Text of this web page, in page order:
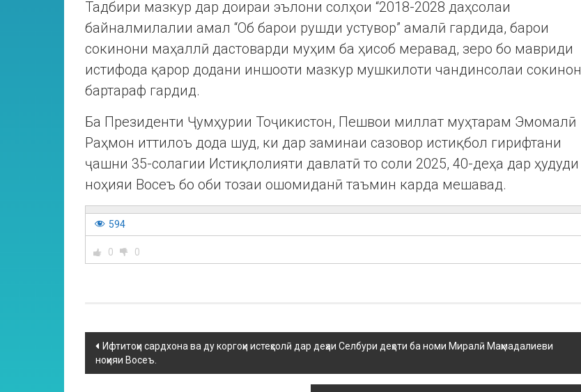
Тадбири мазкур дар доираи эълони солҳои “2018-2028 даҳсолаи
байналмилалии амал “Об барои рушди устувор” амалӣ гардида, барои
сокинони маҳаллӣ дастоварди муҳим ба ҳисоб меравад, зеро бо мавриди
истифода қарор додани иншооти мазкур мушкилоти чандинсолаи сокинон
бартараф гардид.
Ба Президенти Ҷумҳурии Тоҷикистон, Пешвои миллат муҳтарам Эмомалӣ
Раҳмон иттилоъ дода шуд, ки дар заминаи сазовор истиқбол гирифтани
ҷашни 35-солагии Истиқлолияти давлатӣ то соли 2025, 40-деҳа дар ҳудуди
ноҳияи Восеъ бо оби тозаи ошомиданӣ таъмин карда мешавад.
594
0 0
Ифтитоҳи сардхона ва ду коргоҳи истеҳсолӣ дар деҳаи Селбури деҳоти ба номи Миралӣ Маҳмадалиеви
ноҳияи Восеъ.